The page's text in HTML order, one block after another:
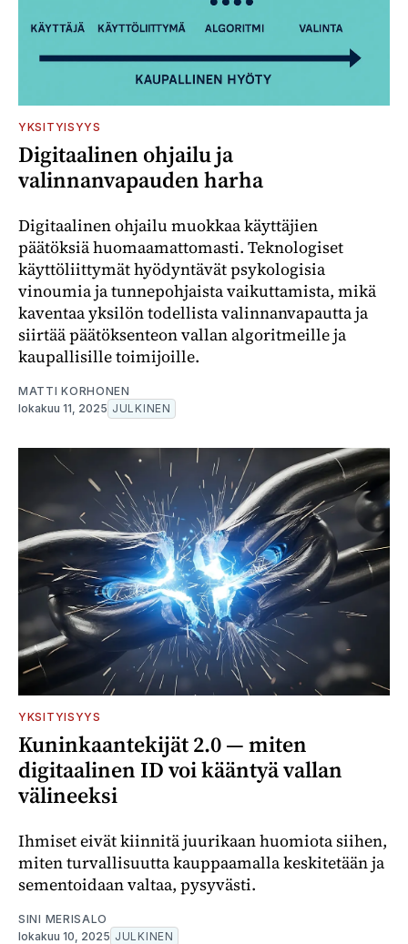
YKSITYISYYS
Digitaalinen ohjailu ja
valinnanvapauden harha
Digitaalinen ohjailu muokkaa käyttäjien
päätöksiä huomaamattomasti. Teknologiset
käyttöliittymät hyödyntävät psykologisia
vinoumia ja tunnepohjaista vaikuttamista, mikä
kaventaa yksilön todellista valinnanvapautta ja
siirtää päätöksenteon vallan algoritmeille ja
kaupallisille toimijoille.
MATTI KORHONEN
lokakuu 11, 2025 JULKINEN
YKSITYISYYS
Kuninkaantekijät 2.0 — miten
digitaalinen ID voi kääntyä vallan
välineeksi
Ihmiset eivät kiinnitä juurikaan huomiota siihen,
miten turvallisuutta kauppaamalla keskitetään ja
sementoidaan valtaa, pysyvästi.
SINI MERISALO
lokakuu 10, 2025 JULKINEN